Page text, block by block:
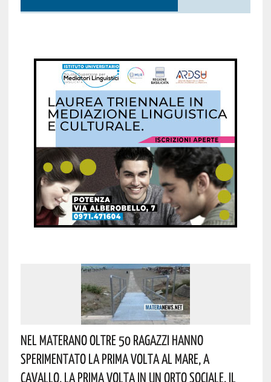
Nel Materano Oltre 50 Ragazzi Hanno
Sperimentato La Prima Volta Al Mare, A
Cavallo, La Prima Volta In Un Orto Sociale. Il